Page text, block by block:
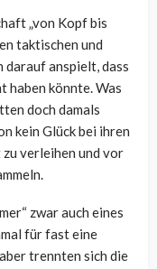
„von Kopf bis
taktischen und
anspielt, dass
haben könnte. Was
doch damals
kein Glück bei ihren
verleihen und vor
zwar auch eines
für fast eine
trennten sich die